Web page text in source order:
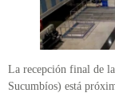
La recepción final de
Sucumbíos) está